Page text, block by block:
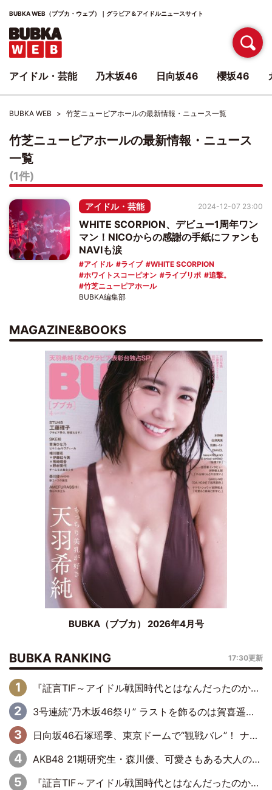
BUBKA WEB（ブブカ・ウェブ）｜グラビア＆アイドルニュースサイト
BUBKA WEB 竹芝ニューピアホールの最新情報・ニュース一覧
竹芝ニューピアホールの最新情報・ニュース
一覧
(1件)
アイドル・芸能
WHITE SCORPION、デビュー1周年ワン
マン！NICOからの感謝の手紙にファンも
NAVIも涙
アイドル ライブ
WHITE SCORPION
ホワイトスコーピオン
ライブリポ
追撃。
竹芝ニューピアホール
2024-12-07 23:00
BUBKA編集部
MAGAZINE&BOOKS
BUBKA（ブブカ） 2026年4月号
BUBKA RANKING 17:30更新
『証言TIF～アイドル戦国時代とはなんだったのか～』第6回：でんぱ組.inc・古川未鈴×相沢梨紗「『ハロプロやりたかったな』って言ったら、夢眠ねむさんに『てめえはでんぱ組．incなんだよ！』って肩パンされて(笑)」
3号連続“乃木坂46祭り” ラストを飾るのは賀喜遥香…5年ぶりの登場に「5年分大人になった私を見ていただけたら」
日向坂46石塚瑶季、東京ドームで“観戦バレ”！ ナイツ・塙も認めた「巨人に詳しすぎるアイドル」は元VENUSスクール生で杉内コーチ推し⁉
AKB48 21期研究生・森川優、可愛さもある大人の女性に
『証言TIF～アイドル戦国時代とはなんだったのか～』第10回：さくら学院・武藤彩未×飯田らうら「正直、中3で辞めるというのを信じてなくて。そう言われてはいたけど、嘘でしょって」
アイドル・芸能 乃木坂46 日向坂46 櫻坂46